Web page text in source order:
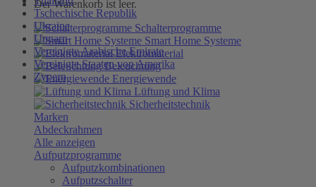
Tschechische Republik
Ukraine
Ungarn
Vereinigte Arabische Emirate
Vereinigte Staaten von Amerika
Zypern
Der Warenkorb ist leer.
Schalterprogramme
Smart Home Systeme
Elektromaterial
Beleuchtung
Energiewende
Lüftung und Klima
Sicherheitstechnik
Marken
Abdeckrahmen
Alle anzeigen
Aufputzprogramme
Aufputzkombinationen
Aufputzschalter